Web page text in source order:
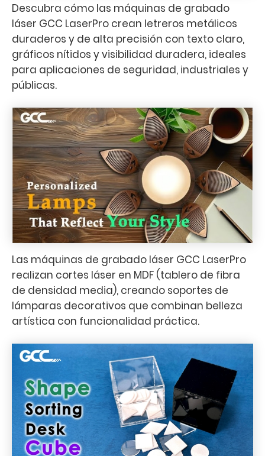
Descubra cómo las máquinas de grabado
láser GCC LaserPro crean letreros metálicos
duraderos y de alta precisión con texto claro,
gráficos nítidos y visibilidad duradera, ideales
para aplicaciones de seguridad, industriales y
públicas.
Las máquinas de grabado láser GCC LaserPro
realizan cortes láser en MDF (tablero de fibra
de densidad media), creando soportes de
lámparas decorativos que combinan belleza
artística con funcionalidad práctica.